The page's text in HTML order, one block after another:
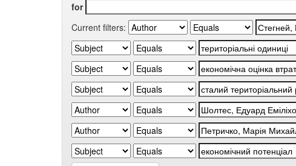
for
Current filters: